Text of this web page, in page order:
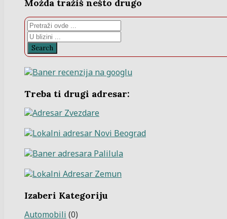
Možda tražiš nešto drugo
Search
Treba ti drugi adresar:
Izaberi Kategoriju
Automobili (0)